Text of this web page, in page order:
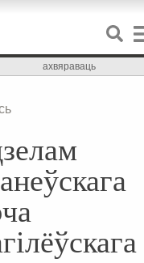
ахвяраваць